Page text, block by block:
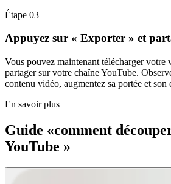
Étape 03
Appuyez sur « Exporter » et
Vous pouvez maintenant télécharger votre
partager sur votre chaîne YouTube.
contenu vidéo, augmentez sa portée et son
En savoir plus
Guide «comment
YouTube »